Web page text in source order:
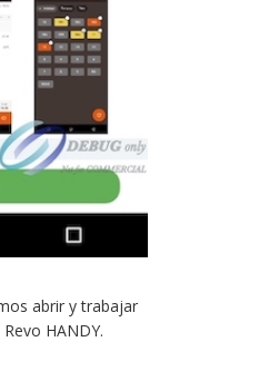
abrir y trabajar
HANDY.